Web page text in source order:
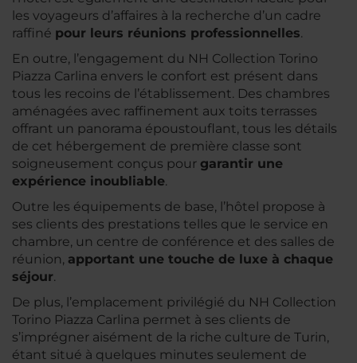
les voyageurs d’affaires à la recherche d’un cadre
raffiné pour leurs réunions professionnelles.
En outre, l’engagement du NH Collection Torino
Piazza Carlina envers le confort est présent dans
tous les recoins de l’établissement. Des chambres
aménagées avec raffinement aux toits terrasses
offrant un panorama époustouflant, tous les détails
de cet hébergement de première classe sont
soigneusement conçus pour garantir une
expérience inoubliable.
Outre les équipements de base, l’hôtel propose à
ses clients des prestations telles que le service en
chambre, un centre de conférence et des salles de
réunion, apportant une touche de luxe à chaque
séjour.
De plus, l’emplacement privilégié du NH Collection
Torino Piazza Carlina permet à ses clients de
s’imprégner aisément de la riche culture de Turin,
étant situé à quelques minutes seulement de